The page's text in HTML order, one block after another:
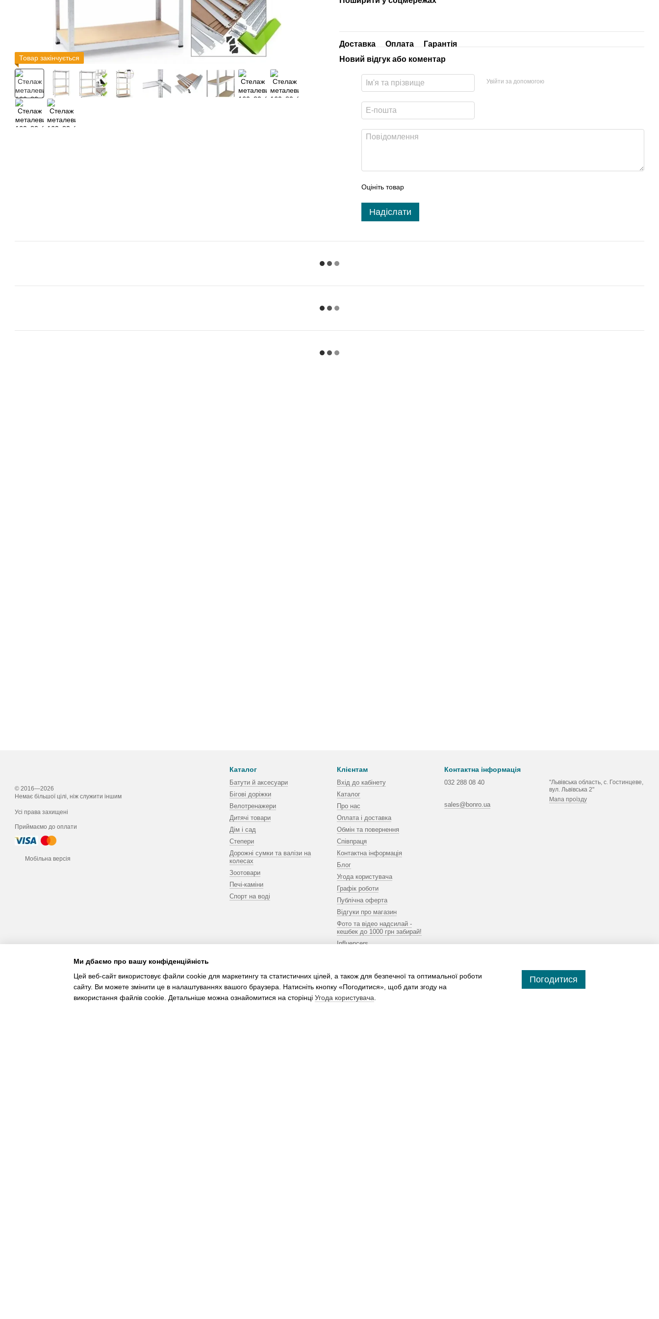
Товар закінчується
Доставка Оплата
Гарантія
Новий відгук або коментар
Увійти за допомогою
Оцініть товар
Надіслати
© 2016—2026
Немає більшої цілі, ніж служити іншим
Усі права захищені
Приймаємо до оплати
Мобільна версія
Каталог
Батути й аксесуари
Бігові доріжки
Велотренажери
Дитячі товари
Дім і сад
Степери
Дорожні сумки та валізи на
колесах
Зоотовари
Печі-каміни
Спорт на воді
Клієнтам
Вхід до кабінету
Каталог
Про нас
Оплата і доставка
Обмін та повернення
Співпраця
Контактна інформація
Блог
Угода користувача
Графік роботи
Публічна оферта
Відгуки про магазин
Фото та відео надсилай -
кешбек до 1000 грн забирай!
Influencers
Контактна інформація
032 288 08 40
sales@bonro.ua
"Львівська область, с. Гостинцеве,
вул. Львівська 2"
Мапа проїзду
Ми дбаємо про вашу конфіденційність
Цей веб-сайт використовує файли cookie для маркетингу та статистичних цілей, а також для безпечної та оптимальної роботи
сайту. Ви можете змінити це в налаштуваннях вашого браузера. Натисніть кнопку «Погодитися», щоб дати згоду на
використання файлів cookie. Детальніше можна ознайомитися на сторінці Угода користувача
Погодитися